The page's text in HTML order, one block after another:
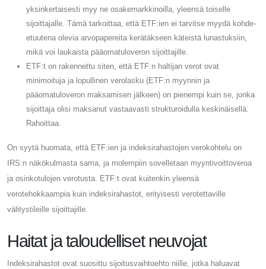
yksinkertaisesti myy ne osakemarkkinoilla, yleensä toiselle
sijoittajalle. Tämä tarkoittaa, että ETF:ien ei tarvitse myydä kohde-
etuutena olevia arvopapereita kerätäkseen käteistä lunastuksiin,
mikä voi laukaista pääomatuloveron sijoittajille.
ETF:t on rakennettu siten, että ETF:n haltijan verot ovat
minimoituja ja lopullinen verolasku (ETF:n myynnin ja
pääomatuloveron maksamisen jälkeen) on pienempi kuin se, jonka
sijoittaja olisi maksanut vastaavasti strukturoidulla keskinäisellä.
Rahoittaa.
On syytä huomata, että ETF:ien ja indeksirahastojen verokohtelu on
IRS:n näkökulmasta sama, ja molempiin sovelletaan myyntivoittoveroa
ja osinkotulojen verotusta. ETF:t ovat kuitenkin yleensä
verotehokkaampia kuin indeksirahastot, erityisesti verotettaville
välitystileille sijoittajille.
Haitat ja taloudelliset neuvojat
Indeksirahastot ovat suosittu sijoitusvaihtoehto niille, jotka haluavat